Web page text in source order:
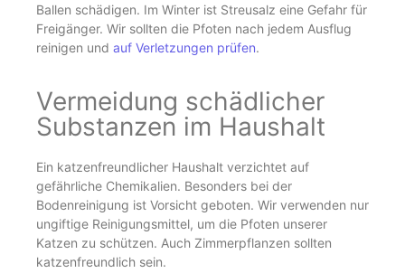
Ballen schädigen. Im Winter ist Streusalz eine Gefahr für
Freigänger. Wir sollten die Pfoten nach jedem Ausflug
reinigen und auf Verletzungen prüfen.
Vermeidung schädlicher
Substanzen im Haushalt
Ein katzenfreundlicher Haushalt verzichtet auf
gefährliche Chemikalien. Besonders bei der
Bodenreinigung ist Vorsicht geboten. Wir verwenden nur
ungiftige Reinigungsmittel, um die Pfoten unserer
Katzen zu schützen. Auch Zimmerpflanzen sollten
katzenfreundlich sein.